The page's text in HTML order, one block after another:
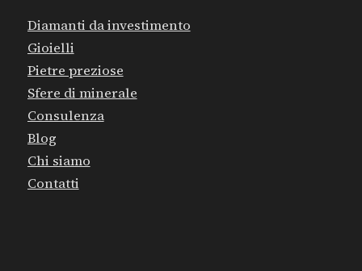
Diamanti da investimento
Gioielli
Pietre preziose
Sfere di minerale
Consulenza
Blog
Chi siamo
Contatti